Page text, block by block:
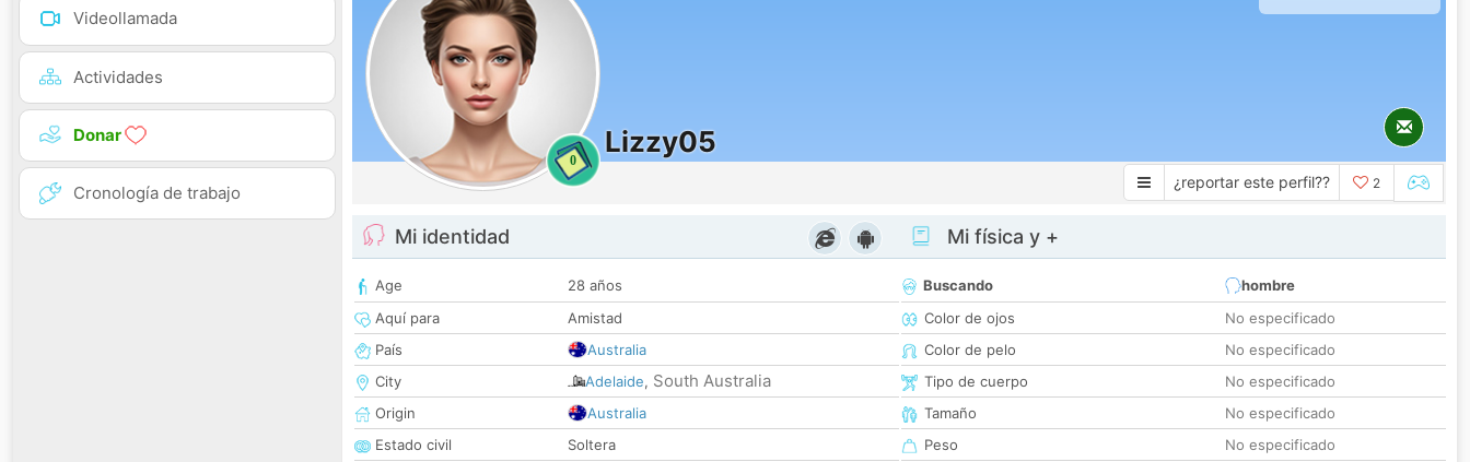
Videollamada
Actividades
Donar
Cronología de trabajo
0
Lizzy05
¿reportar este perfil?? 2
Mi identidad
Age
28 años
Aquí para
Amistad
País
Australia
City
Adelaide, South Australia
Origin
Australia
Estado civil
Soltera
Mi física y +
Buscando
hombre
Color de ojos
No especificado
Color de pelo
No especificado
Tipo de cuerpo
No especificado
Tamaño
No especificado
Peso
No especificado